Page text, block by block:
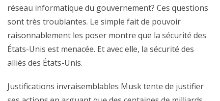
réseau informatique du gouvernement? Ces questions
sont très troublantes. Le simple fait de pouvoir
raisonnablement les poser montre que la sécurité des
États-Unis est menacée. Et avec elle, la sécurité des
alliés des États-Unis.
Justifications invraisemblables Musk tente de justifier